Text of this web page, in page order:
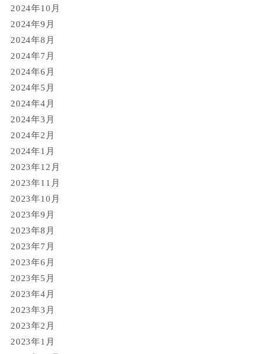
2024年10月
2024年9月
2024年8月
2024年7月
2024年6月
2024年5月
2024年4月
2024年3月
2024年2月
2024年1月
2023年12月
2023年11月
2023年10月
2023年9月
2023年8月
2023年7月
2023年6月
2023年5月
2023年4月
2023年3月
2023年2月
2023年1月